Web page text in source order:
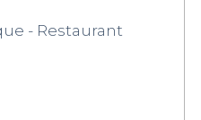
- Restaurant